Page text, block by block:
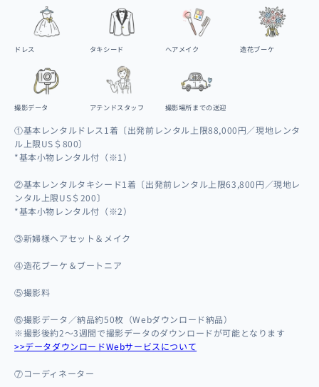
ドレス タキシード ヘアメイク 造花ブーケ
撮影データ アテンドスタッフ 撮影場所までの送迎
①基本レンタルドレス1着〔出発前レンタル上限88,000円／現地レンタ
ル上限US＄800〕
*基本小物レンタル付（※1）
②基本レンタルタキシード1着〔出発前レンタル上限63,800円／現地レ
ンタル上限US＄200〕
*基本小物レンタル付（※2）
③新婦様ヘアセット＆メイク
④造花ブーケ＆ブートニア
⑤撮影料
⑥撮影データ／納品約50枚（Webダウンロード納品）
※撮影後約2～3週間で撮影データのダウンロードが可能となります
>>データダウンロードWebサービスについて
⑦コーディネーター